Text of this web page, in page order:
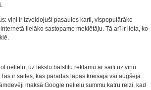
viņi ir izveidojuši pasaules karti, vispopulārāko
lielāko sastopamo meklētāju. Tā arī ir lieta, ko
nelielu, uz tekstu balstītu reklāmu ar saiti uz viņu
ir saites, kas parādās lapas kreisajā vai augšējā
maksā Google nelielu summu katru reizi, kad